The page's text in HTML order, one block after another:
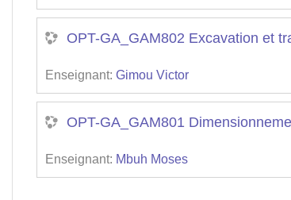
OPT-GA_GAM802 Excavation et
Enseignant: Gimou Victor
OPT-GA_GAM801
Enseignant: Mbuh Moses